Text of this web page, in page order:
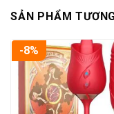
SẢN PHẨM
-8%